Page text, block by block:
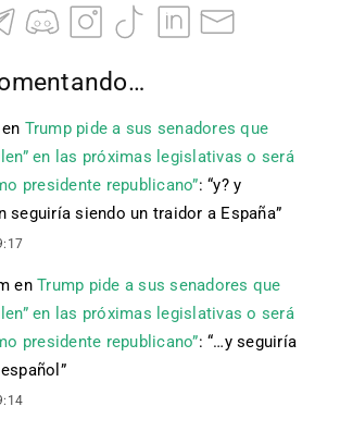
en Trump pide a sus senadores que
en las próximas legislativas o será
presidente republicano”: “y? y
seguiría siendo un traidor a España”
en Trump pide a sus senadores que
en las próximas legislativas o será
presidente republicano”: “…y seguiría
”